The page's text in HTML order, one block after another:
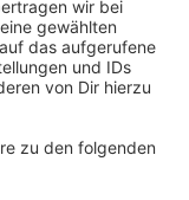
Arbeitgeber